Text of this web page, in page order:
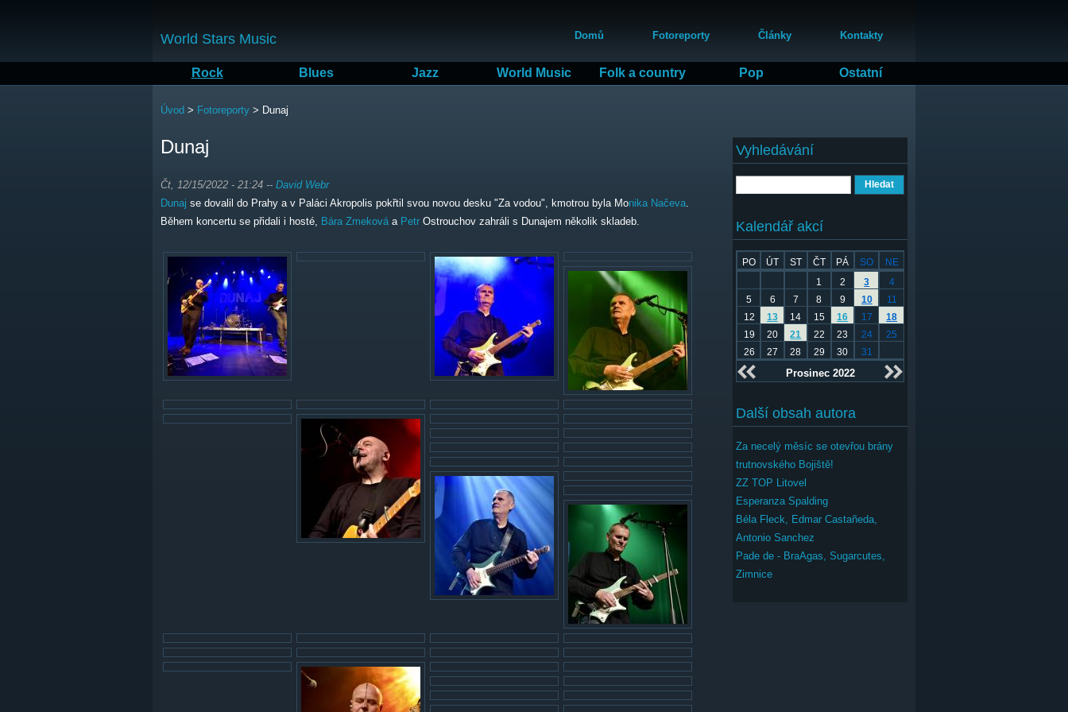
obsahu
World Stars Music Domů Fotoreporty Články Kontakty
Rock Blues Jazz World Music Folk a country Pop Ostatní
Jste zde
Úvod > Fotoreporty > Dunaj
Dunaj
Čt, 12/15/2022 - 21:24 -- David Webr
Dunaj se dovalil do Prahy a v Paláci Akropolis pokřtil svou novou desku "Za vodou", kmotrou byla Monika Načeva.
Během koncertu se přidali i hosté, Bára Zmeková a Petr Ostrouchov zahráli s Dunajem několik skladeb.
Vyhledávání
Kalendář akcí
PO ÚT ST ČT PÁ SO
NE
1
2 3
4
5
6 7 8 9 10
11
12
13 14 15 16 17
18
19
20 21 22 23 24
25
26
27 28 29 30 31
Prosinec 2022
Další obsah autora
Za necelý měsíc se otevřou brány
trutnovského Bojiště!
ZZ TOP Litovel
Esperanza Spalding
Béla Fleck, Edmar Castañeda,
Antonio Sanchez
Pade de - BraAgas, Sugarcutes,
Zimnice